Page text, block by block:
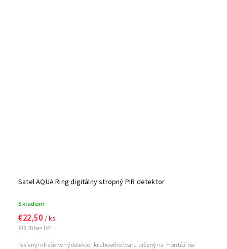
Satel AQUA Ring digitálny stropný PIR detektor
Skladom
€18,30 bez DPH
€22,50 / ks
Pasívny infračervený detektor kruhového tvaru určený na montáž na